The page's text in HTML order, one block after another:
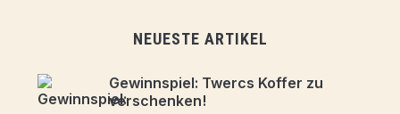
NEUESTE ARTIKEL
Gewinnspiel: Twercs Koffer zu
verschenken!